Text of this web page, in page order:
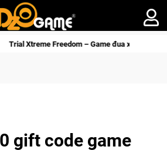
Freedom – Game đua xe mô tô PvP sở hữu
gift code game